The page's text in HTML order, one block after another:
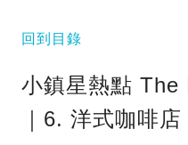
回到目錄
小鎮星熱點 The
｜6. 洋式咖啡